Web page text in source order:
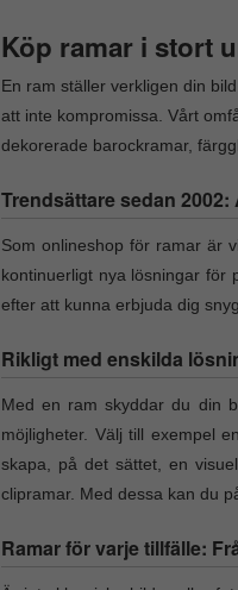
Köp ramar i stort
En ram ställer verkligen din
att inte kompromissa. Vårt
dekorerade barockramar,
Trendsättare sedan
Som onlineshop för ramar är
kontinuerligt nya lösningar för
efter att kunna erbjuda dig
Rikligt med enskilda
Med en ram skyddar du din
möjligheter. Välj till exempel
skapa, på det sättet, en
clipramar. Med dessa kan du
Ramar för varje tillfälle: